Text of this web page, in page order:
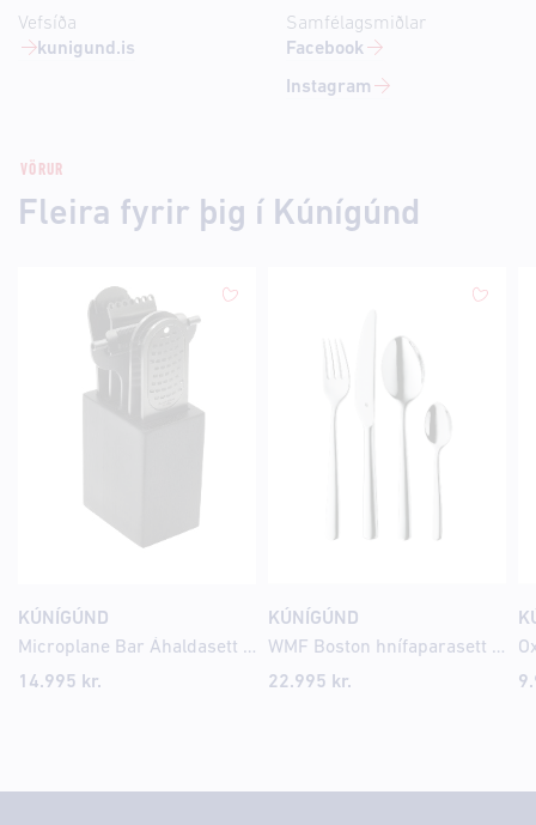
Vefsíða
kunigund.is
Samfélagsmiðlar
Facebook
Instagram
VÖRUR
Fleira fyrir þig í Kúnígúnd
KÚNÍGÚND
Microplane Bar Áhaldasett Svart
14.995 kr.
KÚNÍGÚND
WMF Boston hnífaparasett 24 stk fyrir 6 manns
22.995 kr.